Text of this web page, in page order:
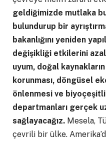
geldiğimizde mutlaka
bulundurup bir
bakanlığını yeniden
değişikliği etkilerini
uyum, doğal
korunması, döngüsel
önlenmesi ve
departmanları gerçek
sağlayacağız. Mesela,
çevrili bir ülke.